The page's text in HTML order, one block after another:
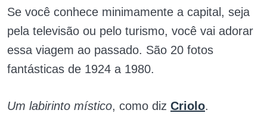
Se você conhece minimamente a capital, seja
pela televisão ou pelo turismo, você vai adorar
essa viagem ao passado. São 20 fotos
fantásticas de 1924 a 1980.
Um labirinto místico, como diz Criolo.